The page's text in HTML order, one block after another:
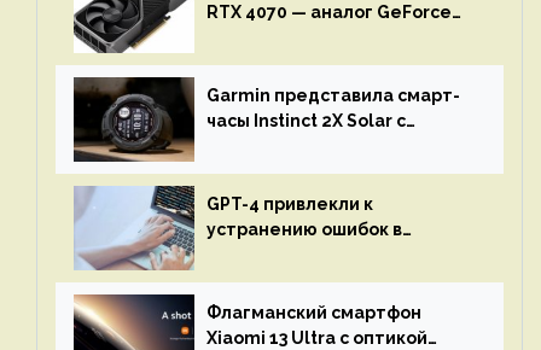
RTX 4070 — аналог GeForce
Garmin представила смарт-
часы Instinct 2X Solar с
GPT-4 привлекли к
устранению ошибок в
остановится до полного
восстановления кода и
объяснит, что пошло не так
Флагманский смартфон
Xiaomi 13 Ultra с оптикой